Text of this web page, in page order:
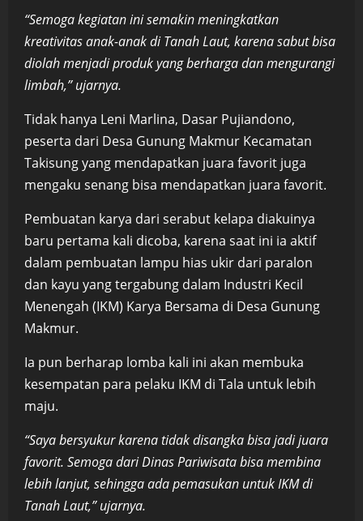
“Semoga kegiatan ini semakin meningkatkan
kreativitas anak-anak di Tanah Laut, karena sabut bisa
diolah menjadi produk yang berharga dan mengurangi
limbah,” ujarnya.
Tidak hanya Leni Marlina, Dasar Pujiandono,
peserta dari Desa Gunung Makmur Kecamatan
Takisung yang mendapatkan juara favorit juga
mengaku senang bisa mendapatkan juara favorit.
Pembuatan karya dari serabut kelapa diakuinya
baru pertama kali dicoba, karena saat ini ia aktif
dalam pembuatan lampu hias ukir dari paralon
dan kayu yang tergabung dalam Industri Kecil
Menengah (IKM) Karya Bersama di Desa Gunung
Makmur.
Ia pun berharap lomba kali ini akan membuka
kesempatan para pelaku IKM di Tala untuk lebih
maju.
“Saya bersyukur karena tidak disangka bisa jadi juara
favorit. Semoga dari Dinas Pariwisata bisa membina
lebih lanjut, sehingga ada pemasukan untuk IKM di
Tanah Laut,” ujarnya.